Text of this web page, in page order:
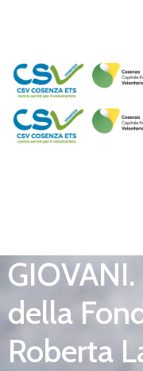
della
Roberta